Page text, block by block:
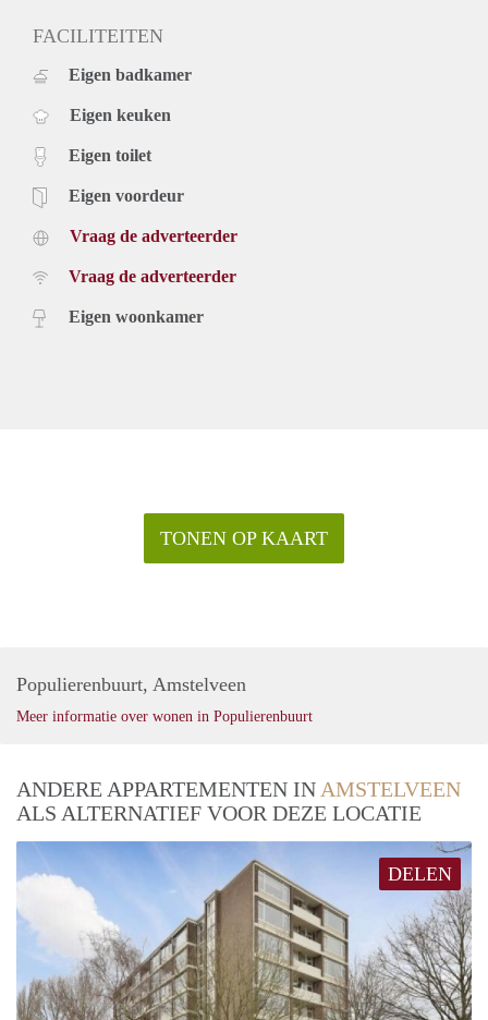
FACILITEITEN
Eigen badkamer
Eigen keuken
Eigen toilet
Eigen voordeur
Vraag de adverteerder
Vraag de adverteerder
Eigen woonkamer
TONEN OP KAART
Populierenbuurt, Amstelveen
Meer informatie over wonen in Populierenbuurt
ANDERE APPARTEMENTEN IN AMSTELVEEN
ALS ALTERNATIEF VOOR DEZE LOCATIE
DELEN